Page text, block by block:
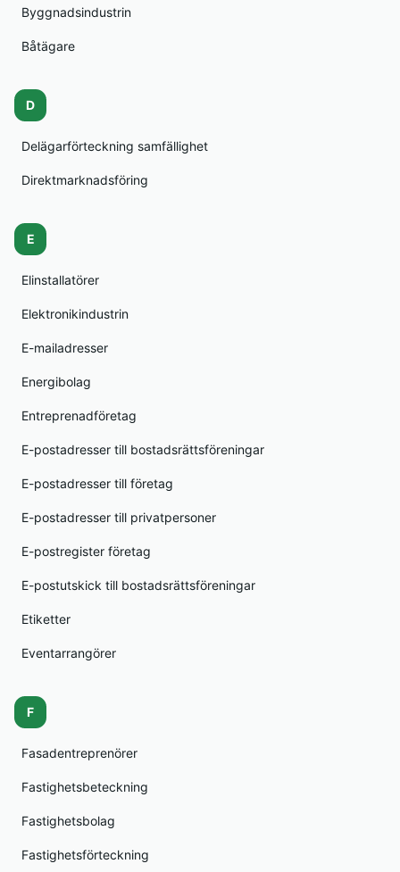
Byggnadsindustrin
Båtägare
D
Delägarförteckning samfällighet
Direktmarknadsföring
E
Elinstallatörer
Elektronikindustrin
E-mailadresser
Energibolag
Entreprenadföretag
E-postadresser till bostadsrättsföreningar
E-postadresser till företag
E-postadresser till privatpersoner
E-postregister företag
E-postutskick till bostadsrättsföreningar
Etiketter
Eventarrangörer
F
Fasadentreprenörer
Fastighetsbeteckning
Fastighetsbolag
Fastighetsförteckning